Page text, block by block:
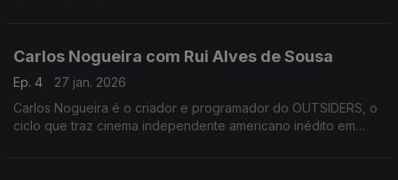
Carlos Nogueira com Rui Alves de Sousa
Ep. 4
27 jan. 2026
Carlos Nogueira é o criador e programador do OUTSIDERS, o
ciclo que traz cinema independente americano inédito em